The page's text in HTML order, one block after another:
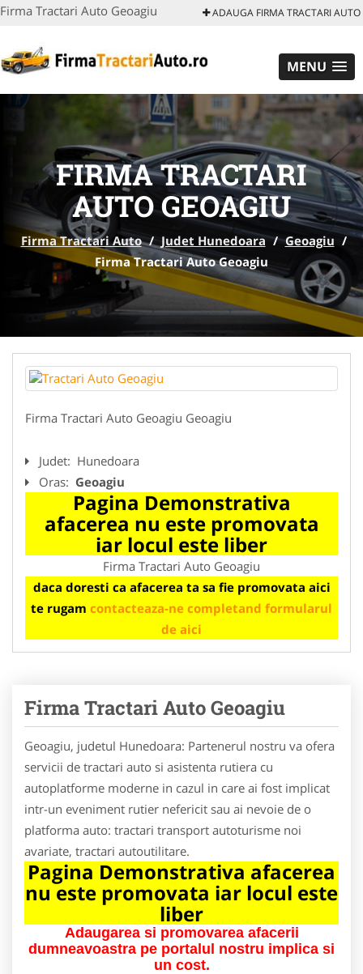
Firma Tractari Auto Geoagiu ADAUGA FIRMA TRACTARI AUTO
MENU
FIRMA TRACTARI
AUTO GEOAGIU
Firma Tractari Auto / Judet Hunedoara / Geoagiu /
Firma Tractari Auto Geoagiu
Firma Tractari Auto Geoagiu Geoagiu
Judet: Hunedoara
Oras: Geoagiu
Pagina Demonstrativa
afacerea nu este promovata
iar locul este liber
Firma Tractari Auto Geoagiu
daca doresti ca afacerea ta sa fie promovata aici
te rugam contacteaza-ne completand formularul
de aici
Firma Tractari Auto Geoagiu
Geoagiu, judetul Hunedoara: Partenerul nostru va ofera
servicii de tractari auto si asistenta rutiera cu
autoplatforme moderne in cazul in care ai fost implicat
intr-un eveniment rutier nefericit sau ai nevoie de o
platforma auto: tractari transport autoturisme noi
avariate, tractari autoutilitare.
Pagina Demonstrativa afacerea
nu este promovata iar locul este
liber
Adaugarea si promovarea afacerii
dumneavoastra pe portalul nostru implica si
un cost.